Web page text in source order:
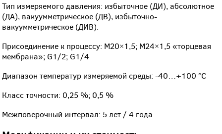
Тип измеряемого давления: избыточное (ДИ), абсолютное
(ДА), вакуумметрическое (ДВ), избыточно-
вакуумметрическое (ДИВ).
Присоединение к процессу: М20×1,5; M24×1,5 «торцевая
мембрана»; G1/2; G1/4
Диапазон температур измеряемой среды: -40…+100 °С
Класс точности: 0,25 %; 0,5 %
Межповерочный интервал: 5 лет / 4 года